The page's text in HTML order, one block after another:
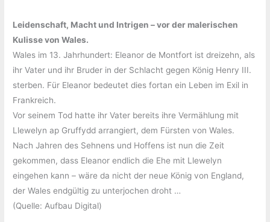
Leidenschaft, Macht und Intrigen – vor der malerischen
Kulisse von Wales.
Wales im 13. Jahrhundert: Eleanor de Montfort ist dreizehn, als
ihr Vater und ihr Bruder in der Schlacht gegen König Henry III.
sterben. Für Eleanor bedeutet dies fortan ein Leben im Exil in
Frankreich.
Vor seinem Tod hatte ihr Vater bereits ihre Vermählung mit
Llewelyn ap Gruffydd arrangiert, dem Fürsten von Wales.
Nach Jahren des Sehnens und Hoffens ist nun die Zeit
gekommen, dass Eleanor endlich die Ehe mit Llewelyn
eingehen kann – wäre da nicht der neue König von England,
der Wales endgültig zu unterjochen droht …
(Quelle: Aufbau Digital)